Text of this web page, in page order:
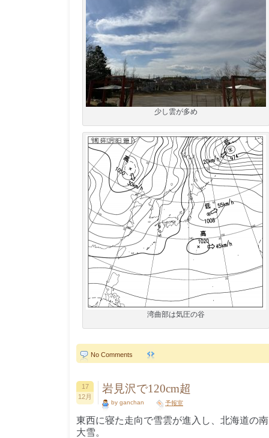
少し雲が多め
湾曲部は気圧の谷
No Comments
17
12月
岩見沢で120cm超
by ganchan 予報室
東西に寝た走向で雪雲が進入し、北海道の
大雪。